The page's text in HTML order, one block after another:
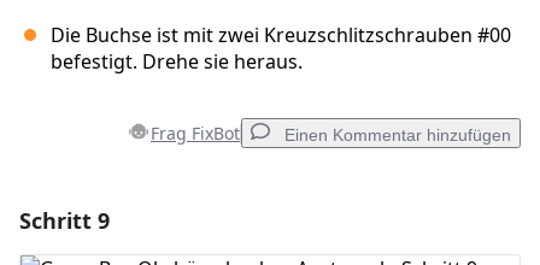
Die Buchse ist mit zwei Kreuzschlitzschrauben #00
befestigt. Drehe sie heraus.
Frag FixBot Einen Kommentar hinzufügen
Schritt 9